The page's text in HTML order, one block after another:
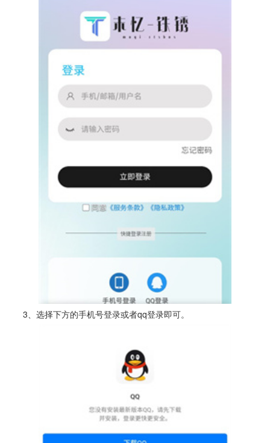
3、选择下方的手机号登录或者qq登录即可。